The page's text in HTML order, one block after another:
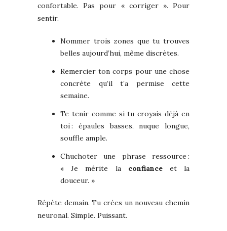
confortable. Pas pour « corriger ». Pour
sentir.
Nommer trois zones que tu trouves
belles aujourd’hui, même discrètes.
Remercier ton corps pour une chose
concrète qu’il t’a permise cette
semaine.
Te tenir comme si tu croyais déjà en
toi : épaules basses, nuque longue,
souffle ample.
Chuchoter une phrase ressource :
« Je mérite la confianceet la
douceur. »
Répète demain. Tu crées un nouveau chemin
neuronal. Simple. Puissant.